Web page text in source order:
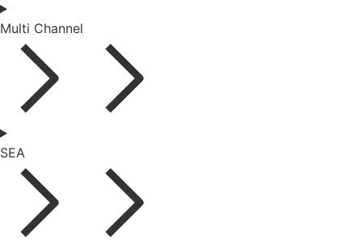
Multi Channel
SEA